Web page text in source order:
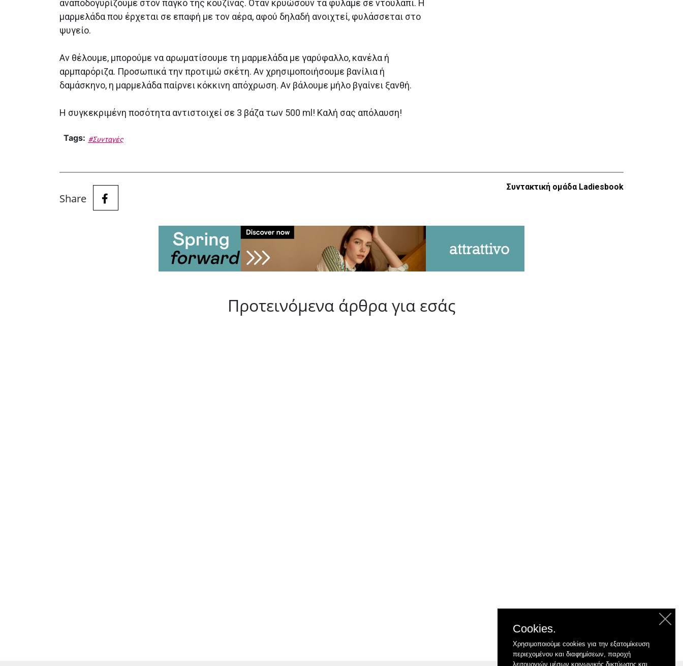
αναποδογυρίζουμε στον πάγκο της κουζίνας. Όταν κρυώσουν τα φυλάμε σε ντουλάπι. Η
μαρμελάδα που έρχεται σε επαφή με τον αέρα, αφού δηλαδή ανοιχτεί, φυλάσσεται στο
ψυγείο.
Αν θέλουμε, μπορούμε να αρωματίσουμε τη μαρμελάδα με γαρύφαλλο, κανέλα ή
αρμπαρόριζα. Προσωπικά την προτιμώ σκέτη. Αν χρησιμοποιήσουμε βανίλια ή
δαμάσκηνο, η μαρμελάδα παίρνει κόκκινη απόχρωση. Αν βάλουμε μήλο βγαίνει ξανθή.
Η συγκεκριμένη ποσότητα αντιστοιχεί σε 3 βάζα των 500 ml! Καλή σας απόλαυση!
Tags: #Συνταγές
Share
Συντακτική ομάδα Ladiesbook
Προτεινόμενα άρθρα για εσάς
Cookies.
Χρησιμοποιούμε cookies για την εξατομίκευση
περιεχομένου και διαφημίσεων, παροχή
λειτουργιών μέσων κοινωνικής δικτύωσης και